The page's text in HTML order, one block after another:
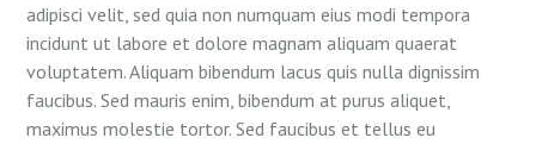
adipisci velit, sed quia non numquam eius modi tempora
incidunt ut labore et dolore magnam aliquam quaerat
voluptatem. Aliquam bibendum lacus quis nulla dignissim
faucibus. Sed mauris enim, bibendum at purus aliquet,
maximus molestie tortor. Sed faucibus et tellus eu